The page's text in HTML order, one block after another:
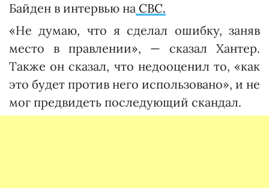
Байден в интервью на CBC.
«Не думаю, что я сделал ошибку, заняв
место в правлении», — сказал Хантер.
Также он сказал, что недооценил то, «как
это будет против него использовано», и не
мог предвидеть последующий скандал.